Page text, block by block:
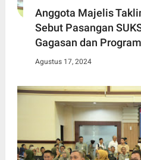
Anggota Majelis
Sebut Pasangan
Gagasan dan
Agustus 17, 2024